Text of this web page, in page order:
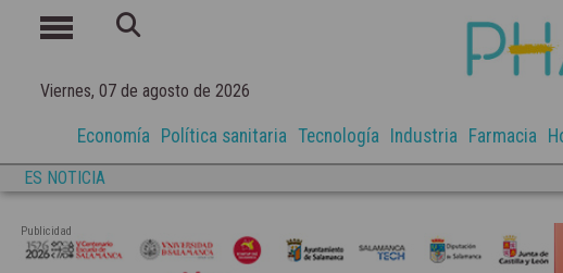
Viernes, 07 de agosto de 2026
Economía Política sanitaria Tecnología Industria Farmacia
ES NOTICIA
Publicidad